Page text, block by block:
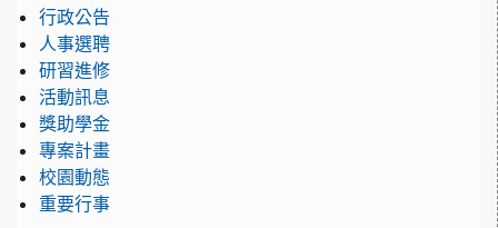
行政公告
人事選聘
研習進修
活動訊息
獎助學金
專案計畫
校園動態
重要行事